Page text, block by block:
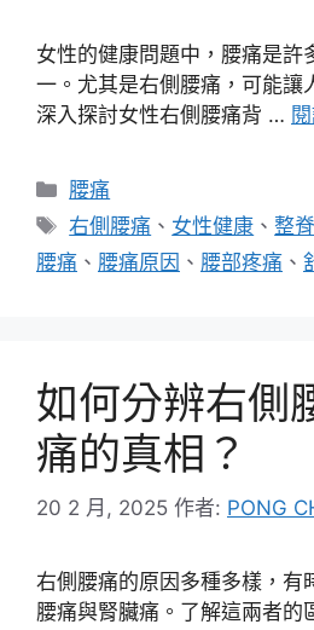
女性的健康問題中，腰痛是許
一。尤其是右側腰痛，可能讓
深入探討女性右側腰痛背 …
分
類
腰痛
標
籤
右側腰痛 、 女性健康 、整脊
腰痛 、 腰痛原因 、 腰部疼痛 、
如何分辨右側
痛的真相？
20 2 月, 2025 作者: PONG
右側腰痛的原因多種多樣，有
腰痛與腎臟痛。了解這兩者的